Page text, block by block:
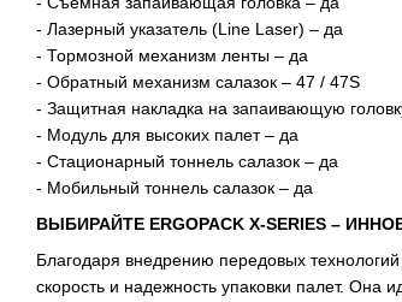
- Лазерный указатель (Line Laser) – да
- Тормозной механизм ленты – да
- Обратный механизм салазок – 47 / 47S
- Защитная накладка на запаивающую
- Модуль для высоких палет – да
- Стационарный тоннель салазок – да
- Мобильный тоннель салазок – да
ВЫБИРАЙТЕ ERGOPACK X-SERIES –
Благодаря внедрению передовых
скорость и надежность упаковки палет.